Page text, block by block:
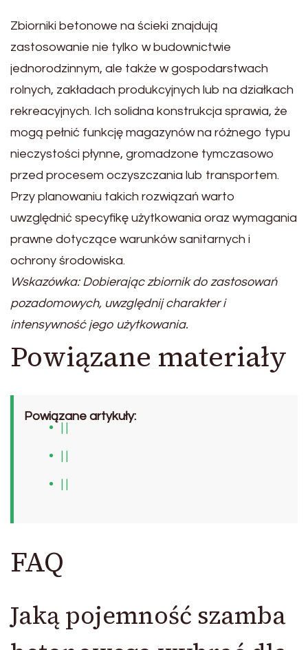
Zbiorniki betonowe na ścieki znajdują
zastosowanie nie tylko w budownictwie
jednorodzinnym, ale także w gospodarstwach
rolnych, zakładach produkcyjnych lub na działkach
rekreacyjnych. Ich solidna konstrukcja sprawia, że
mogą pełnić funkcję magazynów na różnego typu
nieczystości płynne, gromadzone tymczasowo
przed procesem oczyszczania lub transportem.
Przy planowaniu takich rozwiązań warto
uwzględnić specyfikę użytkowania oraz wymagania
prawne dotyczące warunków sanitarnych i
ochrony środowiska.
Wskazówka: Dobierając zbiornik do zastosowań
pozadomowych, uwzględnij charakter i
intensywność jego użytkowania.
Powiązane materiały
Powiązane artykuły:
FAQ
Jaką pojemność szamba